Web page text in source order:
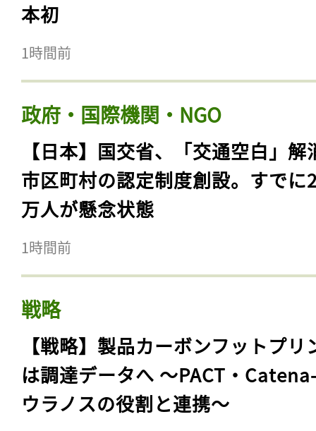
本初
1時間前
政府・国際機関・NGO
【日本】国交省、「交通空白」解
市区町村の認定制度創設。すでに
万人が懸念状態
1時間前
戦略
【戦略】製品カーボンフットプリ
は調達データへ 〜PACT・
ウラノスの役割と連携〜